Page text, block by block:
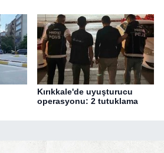
Kırıkkale'de uyuşturucu
operasyonu: 2 tutuklama